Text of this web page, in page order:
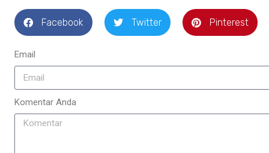
Facebook Twitter Pinterest
Email
Komentar Anda